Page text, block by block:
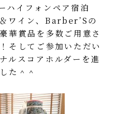
ハイフォンペア宿泊
ワイン、Barber’Sの
華賞品を多数ご用意さ
そしてご参加いただい
ルスコアホルダーを進
た＾＾